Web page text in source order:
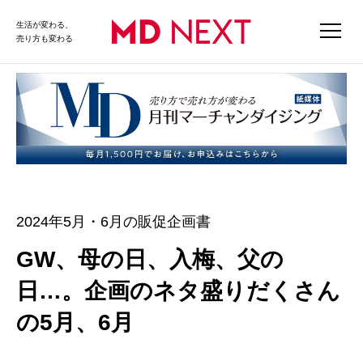
生活が変わる、
売り方も変わる
2024年5月・6月の販促企画書
GW、母の日、入梅、父の
日…。企画のネタ盛りだくさん
の5月、6月